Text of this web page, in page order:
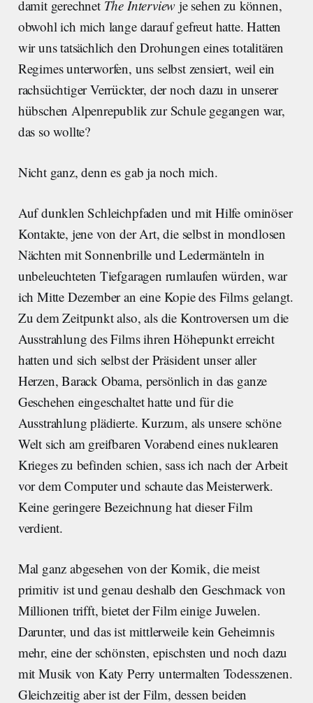
damit gerechnet The Interview je sehen zu können,
obwohl ich mich lange darauf gefreut hatte. Hatten
wir uns tatsächlich den Drohungen eines totalitären
Regimes unterworfen, uns selbst zensiert, weil ein
rachsüchtiger Verrückter, der noch dazu in unserer
hübschen Alpenrepublik zur Schule gegangen war,
das so wollte?
Nicht ganz, denn es gab ja noch mich.
Auf dunklen Schleichpfaden und mit Hilfe ominöser
Kontakte, jene von der Art, die selbst in mondlosen
Nächten mit Sonnenbrille und Ledermänteln in
unbeleuchteten Tiefgaragen rumlaufen würden, war
ich Mitte Dezember an eine Kopie des Films gelangt.
Zu dem Zeitpunkt also, als die Kontroversen um die
Ausstrahlung des Films ihren Höhepunkt erreicht
hatten und sich selbst der Präsident unser aller
Herzen, Barack Obama, persönlich in das ganze
Geschehen eingeschaltet hatte und für die
Ausstrahlung plädierte. Kurzum, als unsere schöne
Welt sich am greifbaren Vorabend eines nuklearen
Krieges zu befinden schien, sass ich nach der Arbeit
vor dem Computer und schaute das Meisterwerk.
Keine geringere Bezeichnung hat dieser Film
verdient.
Mal ganz abgesehen von der Komik, die meist
primitiv ist und genau deshalb den Geschmack von
Millionen trifft, bietet der Film einige Juwelen.
Darunter, und das ist mittlerweile kein Geheimnis
mehr, eine der schönsten, epischsten und noch dazu
mit Musik von Katy Perry untermalten Todesszenen.
Gleichzeitig aber ist der Film, dessen beiden